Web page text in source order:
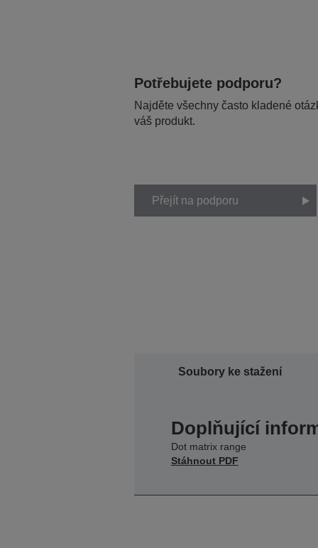
Potřebujete podporu?
Najděte všechny často kladené
váš produkt.
Přejít na podporu
Soubory ke stažení
Doplňující
Dot matrix range
Stáhnout PDF